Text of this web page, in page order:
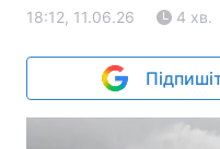
18:12, 11.06.26 4 хв.